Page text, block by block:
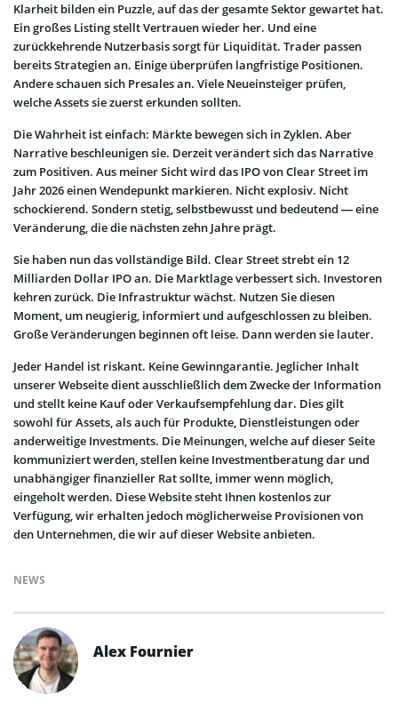
Klarheit bilden ein Puzzle, auf das der gesamte Sektor gewartet hat.
Ein großes Listing stellt Vertrauen wieder her. Und eine
zurückkehrende Nutzerbasis sorgt für Liquidität. Trader passen
bereits Strategien an. Einige überprüfen langfristige Positionen.
Andere schauen sich Presales an. Viele Neueinsteiger prüfen,
welche Assets sie zuerst erkunden sollten.
Die Wahrheit ist einfach: Märkte bewegen sich in Zyklen. Aber
Narrative beschleunigen sie. Derzeit verändert sich das Narrative
zum Positiven. Aus meiner Sicht wird das IPO von Clear Street im
Jahr 2026 einen Wendepunkt markieren. Nicht explosiv. Nicht
schockierend. Sondern stetig, selbstbewusst und bedeutend — eine
Veränderung, die die nächsten zehn Jahre prägt.
Sie haben nun das vollständige Bild. Clear Street strebt ein 12
Milliarden Dollar IPO an. Die Marktlage verbessert sich. Investoren
kehren zurück. Die Infrastruktur wächst. Nutzen Sie diesen
Moment, um neugierig, informiert und aufgeschlossen zu bleiben.
Große Veränderungen beginnen oft leise. Dann werden sie lauter.
Jeder Handel ist riskant. Keine Gewinngarantie. Jeglicher Inhalt
unserer Webseite dient ausschließlich dem Zwecke der Information
und stellt keine Kauf oder Verkaufsempfehlung dar. Dies gilt
sowohl für Assets, als auch für Produkte, Dienstleistungen oder
anderweitige Investments. Die Meinungen, welche auf dieser Seite
kommuniziert werden, stellen keine Investmentberatung dar und
unabhängiger finanzieller Rat sollte, immer wenn möglich,
eingeholt werden. Diese Website steht Ihnen kostenlos zur
Verfügung, wir erhalten jedoch möglicherweise Provisionen von
den Unternehmen, die wir auf dieser Website anbieten.
NEWS
Alex Fournier